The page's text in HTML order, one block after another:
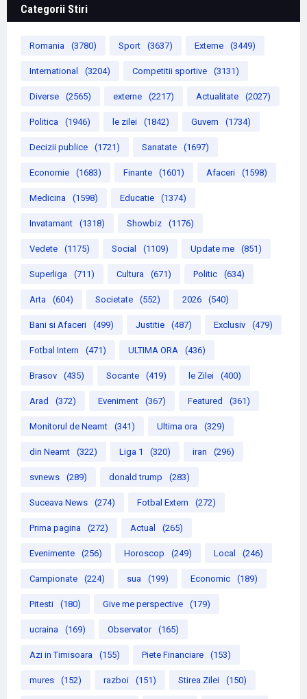
Categorii Stiri
Romania (3780) Sport (3637) Externe (3449)
International (3204) Competitii sportive (3131)
Diverse (2565) externe (2217) Actualitate (2027)
Politica (1946) le zilei (1842) Guvern (1734)
Decizii publice (1721) Sanatate (1697)
Economie (1683) Finante (1601) Afaceri (1598)
Medicina (1598) Educatie (1374)
Invatamant (1318) Showbiz (1176)
Vedete (1175) Social (1109) Update me (851)
Superliga (711) Cultura (671) Politic (634)
Arta (604) Societate (552) 2026 (540)
Bani si Afaceri (499) Justitie (487) Exclusiv (479)
Fotbal Intern (471) ULTIMA ORA (436)
Brasov (435) Socante (419) le Zilei (400)
Arad (372) Eveniment (367) Featured (361)
Monitorul de Neamt (341) Ultima ora (329)
din Neamt (322) Liga 1 (320) iran (296)
svnews (289) donald trump (283)
Suceava News (274) Fotbal Extern (272)
Prima pagina (272) Actual (265)
Evenimente (256) Horoscop (249) Local (246)
Campionate (224) sua (199) Economic (189)
Pitesti (180) Give me perspective (179)
ucraina (169) Observator (165)
Azi in Timisoara (155) Piete Financiare (153)
mures (152) razboi (151) Stirea Zilei (150)